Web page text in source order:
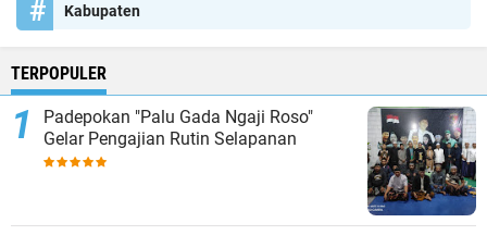
Kabupaten
TERPOPULER
Padepokan "Palu Gada Ngaji Roso"
Gelar Pengajian Rutin Selapanan